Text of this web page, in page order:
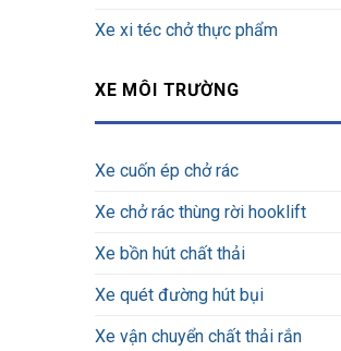
Xe xi téc chở thực phẩm
XE MÔI TRƯỜNG
Xe cuốn ép chở rác
Xe chở rác thùng rời hooklift
Xe bồn hút chất thải
Xe quét đường hút bụi
Xe vận chuyển chất thải rắn